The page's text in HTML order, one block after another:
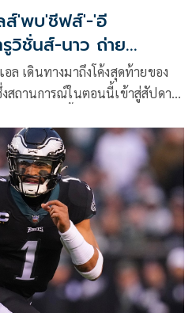
ส์'พบ'ชีฟส์'-'อี
วิชั่นส์-นาว ถ่าย
ล เดินทางมาถึงโค้งสุดท้ายของ
สถานการณ์ในตอนนี้เข้าสู่สัปดาห์